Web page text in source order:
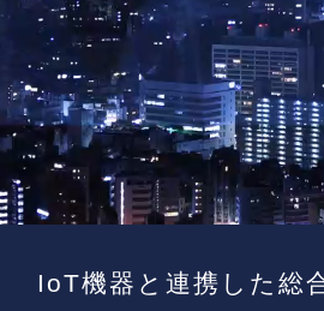
IoT機器と連携した総